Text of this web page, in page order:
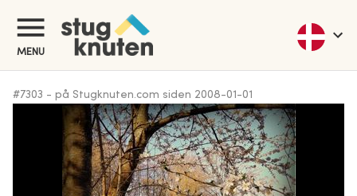
MENU
#7303 - på Stugknuten.com siden 2008-01-01